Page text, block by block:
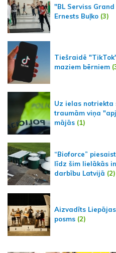
"BL Serviss
Ernests Buļko (3)
Tiešraidē
maziem bērniem
Uz ielas
traumām viņa
mājās (1)
“Bioforce”
līdz šim lielākās
darbību Latvijā (2)
Aizvadīts
posms (2)